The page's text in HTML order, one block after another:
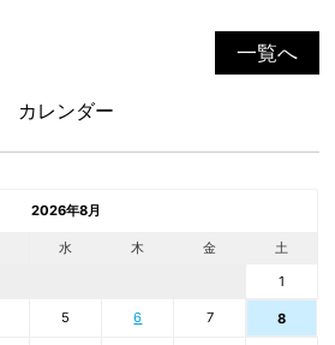
一覧へ
カレンダー
2026年8月
水 木 金 土
1
5 6 7 8